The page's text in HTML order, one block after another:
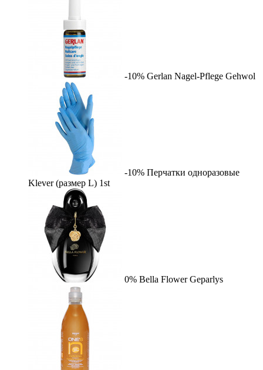
-10% Gerlan Nagel-Pflege Gehwol
-10% Перчатки одноразовые
Klever (размер L) 1st
0% Bella Flower Geparlys